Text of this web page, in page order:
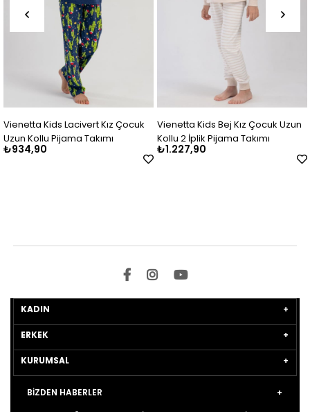
Vienetta Kids Lacivert Kız Çocuk
Uzun Kollu Pijama Takımı
₺934,90
Vienetta Kids Bej Kız Çocuk Uzun
Kollu 2 İplik Pijama Takımı
₺1.227,90
KADIN
ERKEK
KURUMSAL
BİZDEN HABERLER